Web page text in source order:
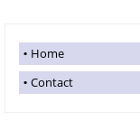
Home
Contact